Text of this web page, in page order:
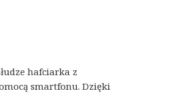
hafciarka z
smartfonu. Dzięki